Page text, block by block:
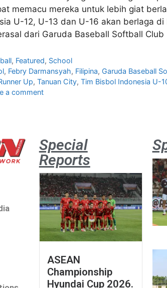
memacu mereka untuk lebih giat
U-12, U-13 dan U-16 akan berlaga
dari Garuda Baseball Softball Club
, Featured, School
, Febry Darmansyah, Filipina, Garuda Baseball
Up, Tanuan City, Tim Bisbol Indonesia U-
a comment
Special
Reports
ASEAN
Championship
Hyundai Cup 2026.